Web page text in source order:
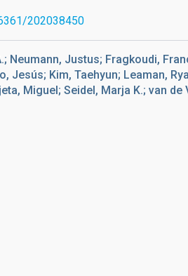
202038450
Neumann, Justus; Fragkoudi,
Jesús; Kim, Taehyun; Leaman,
Miguel; Seidel, Marja K.; van de